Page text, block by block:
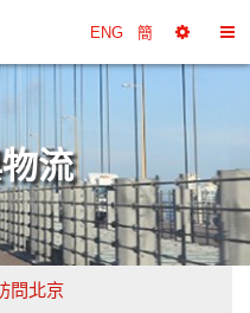
ENG 簡
擇
工
具
換
流
問北京